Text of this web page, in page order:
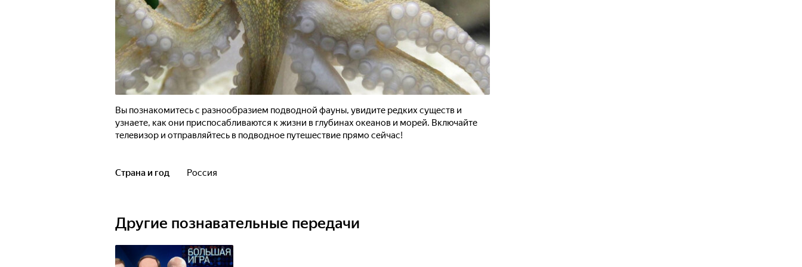
Вы познакомитесь с разнообразием подводной фауны, увидите редких существ и
узнаете, как они приспосабливаются к жизни в глубинах океанов и морей. Включайте
телевизор и отправляйтесь в подводное путешествие прямо сейчас!
Страна и год Россия
Другие познавательные передачи